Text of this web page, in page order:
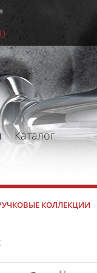
Каталог
КОЛЛЕКЦИИ